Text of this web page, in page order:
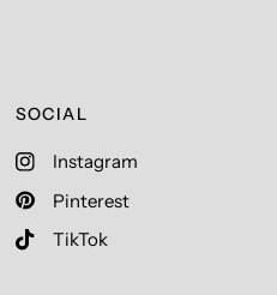
SOCIAL
Instagram
Pinterest
TikTok